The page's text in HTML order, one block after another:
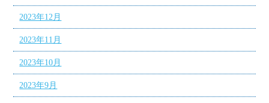
2023年12月
2023年11月
2023年10月
2023年9月